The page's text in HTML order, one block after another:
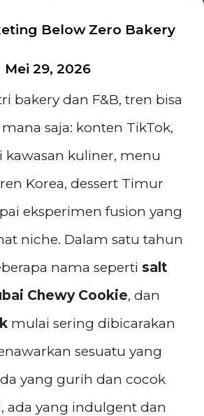
Below Zero Bakery
Mei 29, 2026
bakery dan F&B, tren bisa
saja: konten TikTok,
kawasan kuliner, menu
Korea, dessert Timur
eksperimen fusion yang
niche. Dalam satu tahun
nama seperti salt
Chewy Cookie, dan
mulai sering dibicarakan
sesuatu yang
yang gurih dan cocok
ada yang indulgent dan